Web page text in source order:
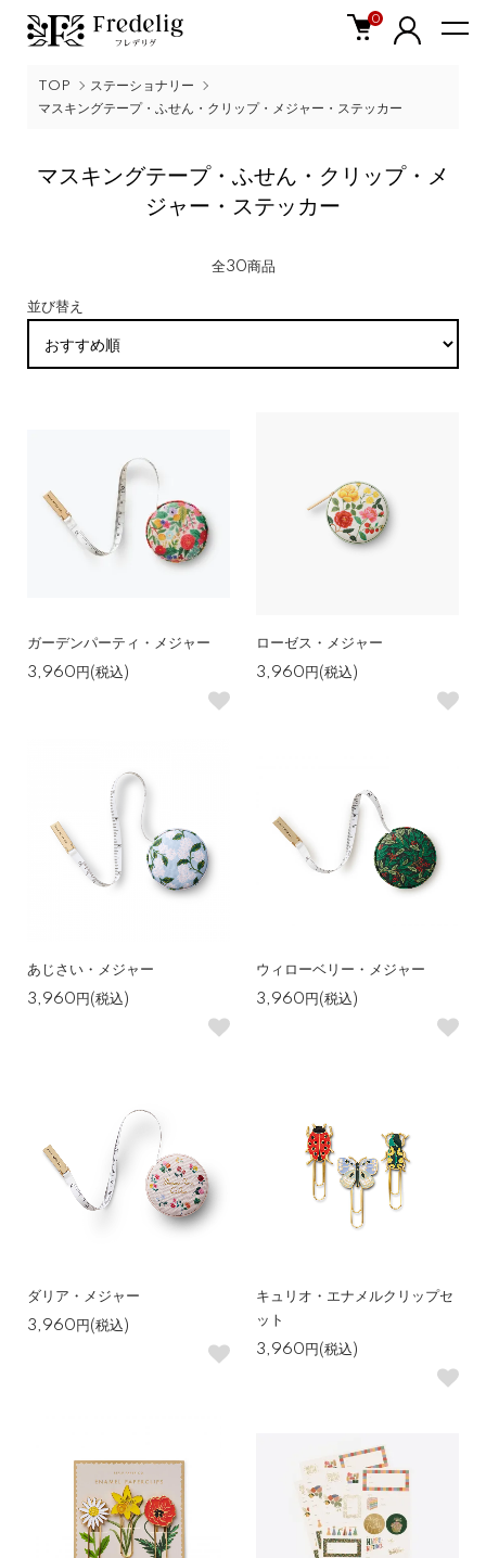
0
TOP
ステーショナリー
マスキングテープ・ふせん・クリップ・メジャー・ステッカー
マスキングテープ・ふせん・クリップ・メ
ジャー・ステッカー
全30商品
並び替え
ガーデンパーティ・メジャー
3,960円(税込)
ローゼス・メジャー
3,960円(税込)
あじさい・メジャー
3,960円(税込)
ウィローベリー・メジャー
3,960円(税込)
ダリア・メジャー
3,960円(税込)
キュリオ・エナメルクリップセ
ット
3,960円(税込)